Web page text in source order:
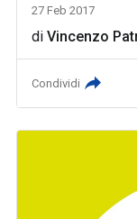
27 Feb 2017
diVincenzo
Condividi